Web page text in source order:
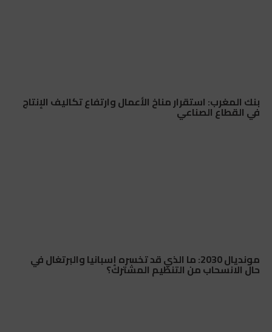
بنك المغرب: استقرار مناخ الأعمال وارتفاع تكاليف الإنتاج
في القطاع الصناعي
مونديال 2030: ما الذي قد تخسره إسبانيا والبرتغال في
حال الانسحاب من التنظيم المشترك؟